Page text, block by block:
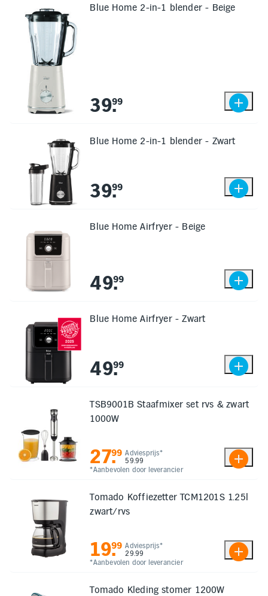
Blue Home 2-in-1 blender - Beige
39.
99
Blue Home 2-in-1 blender - Zwart
39.
99
Blue Home Airfryer - Beige
49.
99
Blue Home Airfryer - Zwart
49.
99
TSB9001B Staafmixer set rvs & zwart
1000W
Adviesprijs*
59.99
*Aanbevolen door leverancier
27.
99
Tomado Koffiezetter TCM1201S 1.25l
zwart/rvs
Adviesprijs*
29.99
*Aanbevolen door leverancier
19.
99
Tomado Kleding stomer 1200W